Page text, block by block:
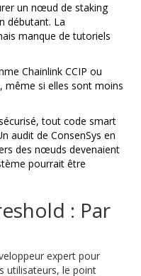
un nœud de staking
débutant. La
manque de tutoriels
Chainlink CCIP ou
même si elles sont moins
tout code smart
audit de ConsenSys en
des nœuds devenaient
pourrait être
: Par
expert pour
utilisateurs, le point